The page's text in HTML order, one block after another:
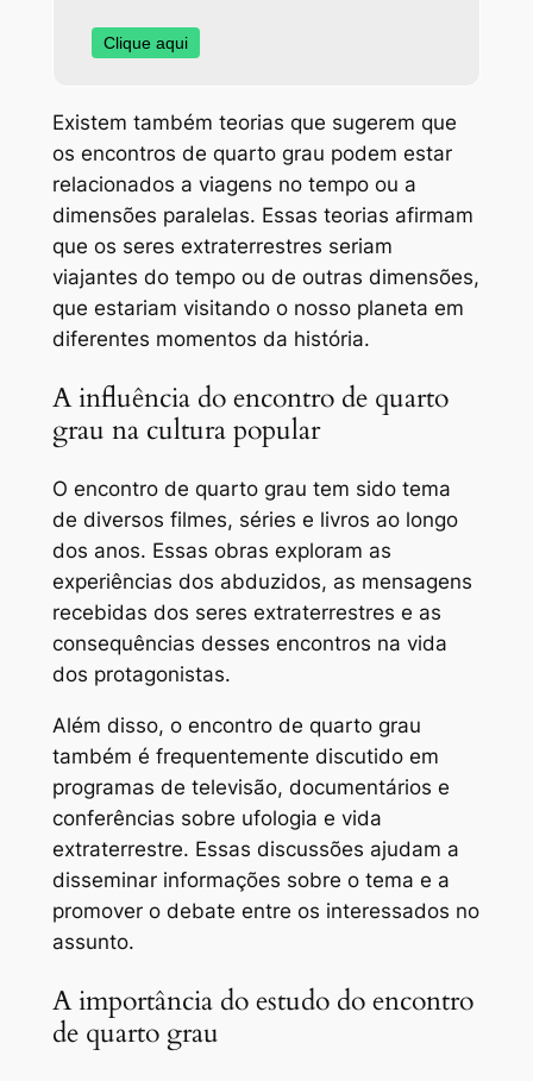
Clique aqui
Existem também teorias que sugerem que
os encontros de quarto grau podem estar
relacionados a viagens no tempo ou a
dimensões paralelas. Essas teorias afirmam
que os seres extraterrestres seriam
viajantes do tempo ou de outras dimensões,
que estariam visitando o nosso planeta em
diferentes momentos da história.
A influência do encontro de quarto
grau na cultura popular
O encontro de quarto grau tem sido tema
de diversos filmes, séries e livros ao longo
dos anos. Essas obras exploram as
experiências dos abduzidos, as mensagens
recebidas dos seres extraterrestres e as
consequências desses encontros na vida
dos protagonistas.
Além disso, o encontro de quarto grau
também é frequentemente discutido em
programas de televisão, documentários e
conferências sobre ufologia e vida
extraterrestre. Essas discussões ajudam a
disseminar informações sobre o tema e a
promover o debate entre os interessados no
assunto.
A importância do estudo do encontro
de quarto grau